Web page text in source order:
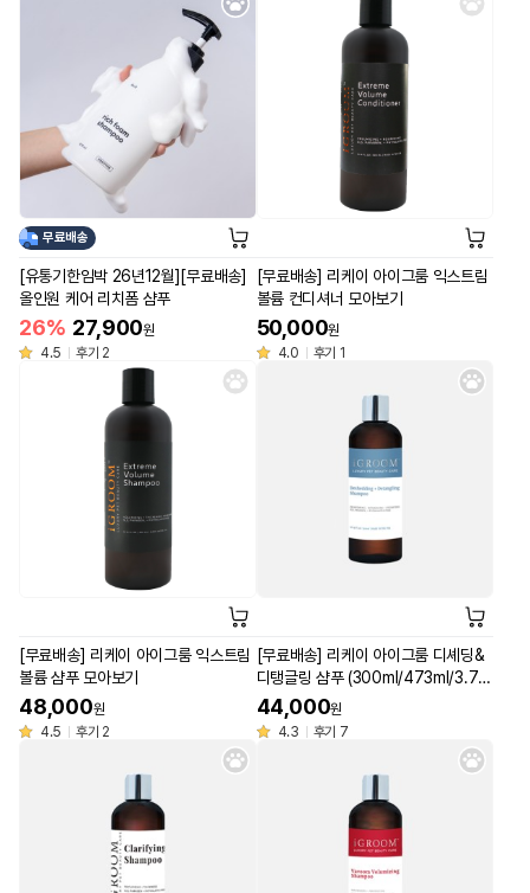
무료배송
[유통기한임박 26년12월][무료배송]
올인원 케어 리치폼 샴푸
26% 27,900원
4.5
후기 2
[무료배송] 리케이 아이그룸 익스트림
볼륨 컨디셔너 모아보기
50,000원
4.0
후기 1
[무료배송] 리케이 아이그룸 익스트림
볼륨 샴푸 모아보기
48,000원
4.5
후기 2
[무료배송] 리케이 아이그룸 디셰딩&
디탱글링 샴푸 (300ml/473ml/3.78
L)
44,000원
4.3
후기 7